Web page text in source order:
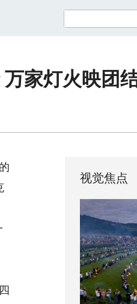
家灯火映团
视觉焦点